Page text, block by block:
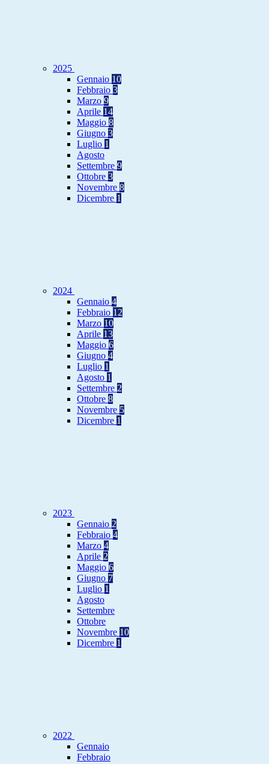
2025
Gennaio 10
Febbraio 3
Marzo 9
Aprile 14
Maggio 8
Giugno 3
Luglio 1
Agosto
Settembre 9
Ottobre 3
Novembre 8
Dicembre 1
2024
Gennaio 4
Febbraio 12
Marzo 10
Aprile 13
Maggio 6
Giugno 4
Luglio 1
Agosto 1
Settembre 2
Ottobre 8
Novembre 5
Dicembre 1
2023
Gennaio 2
Febbraio 4
Marzo 4
Aprile 2
Maggio 6
Giugno 7
Luglio 1
Agosto
Settembre
Ottobre
Novembre 10
Dicembre 1
2022
Gennaio
Febbraio